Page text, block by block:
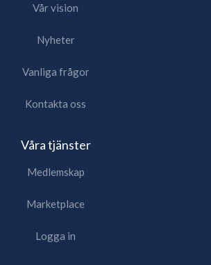
Vår vision
Nyheter
Vanliga frågor
Kontakta oss
Våra tjänster
Medlemskap
Marketplace
Logga in